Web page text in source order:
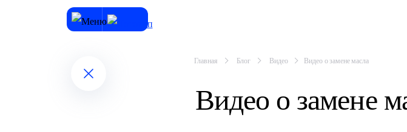
Главная Блог Видео Видео о замене масла
Видео о замене